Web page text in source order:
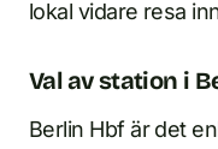
lokal vidare resa
Val av station i
Berlin Hbf är det